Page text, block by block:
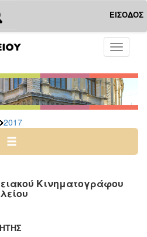
ΕΙΣΟΔΟΣ
Toggle
2017
Κινηματογράφου